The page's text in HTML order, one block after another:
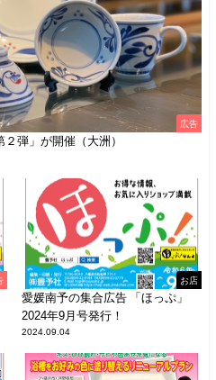
広告
弾」が開催（大洲）
お店
愛媛南予の集合広告 「ほっぷ」
2024年9月号発行！
2024.09.04